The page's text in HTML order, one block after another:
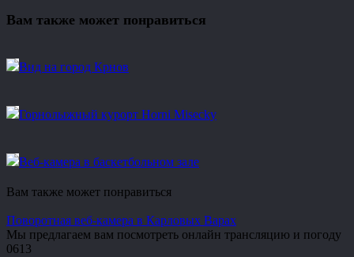
Вам также может понравиться
Вид на город Крнов
Горнолыжный курорт Horni Misecky
Веб-камера в баскетбольном зале
Вам также может понравиться
Поворотная веб-камера в Карловых Варах
Мы предлагаем вам посмотреть онлайн трансляцию и погоду
0613